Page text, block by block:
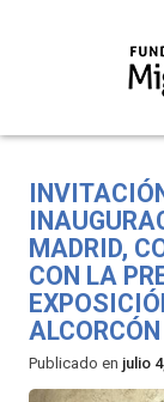
MADRID,
CON LA
ALCORCÓN
Publicado en julio